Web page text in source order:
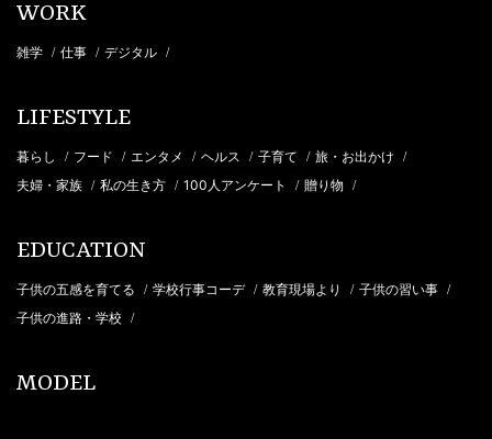
WORK
雑学 / 仕事 / デジタル /
LIFESTYLE
暮らし / フード / エンタメ / ヘルス / 子育て / 旅・お出かけ /
夫婦・家族 / 私の生き方 / 100人アンケート / 贈り物 /
EDUCATION
子供の五感を育てる / 学校行事コーデ / 教育現場より / 子供の習い事 /
子供の進路・学校 /
MODEL